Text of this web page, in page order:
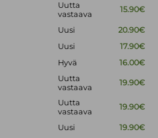
Uutta
vastaava
15.90€
Uusi
20.90€
Uusi
17.90€
Hyvä 16.00€
Uutta
vastaava
19.90€
Uutta
vastaava
19.90€
Uusi 19.90€